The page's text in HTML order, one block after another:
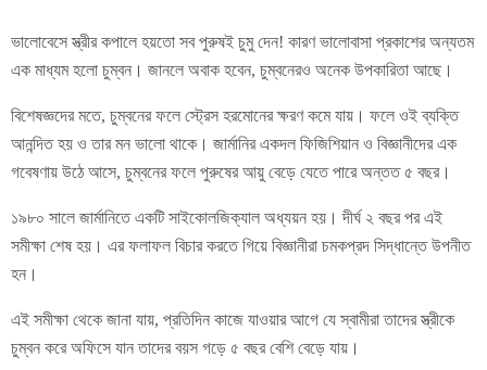
ভালোবেসে স্ত্রীর কপালে হয়তো সব পুরুষই চুমু দেন! কারণ ভালোবাসা প্রকাশের অন্যতম
এক মাধ্যম হলো চুম্বন। জানলে অবাক হবেন, চুম্বনেরও অনেক উপকারিতা আছে।
বিশেষজ্ঞদের মতে, চুম্বনের ফলে স্ট্রেস হরমোনের ক্ষরণ কমে যায়। ফলে ওই ব্যক্তি
আনন্দিত হয় ও তার মন ভালো থাকে। জার্মানির একদল ফিজিশিয়ান ও বিজ্ঞানীদের এক
গবেষণায় উঠে আসে, চুম্বনের ফলে পুরুষের আয়ু বেড়ে যেতে পারে অন্তত ৫ বছর।
১৯৮০ সালে জার্মানিতে একটি সাইকোলজিক্যাল অধ্যয়ন হয়। দীর্ঘ ২ বছর পর এই
সমীক্ষা শেষ হয়। এর ফলাফল বিচার করতে গিয়ে বিজ্ঞানীরা চমকপ্রদ সিদ্ধান্তে উপনীত
হন।
এই সমীক্ষা থেকে জানা যায়, প্রতিদিন কাজে যাওয়ার আগে যে স্বামীরা তাদের স্ত্রীকে
চুম্বন করে অফিসে যান তাদের বয়স গড়ে ৫ বছর বেশি বেড়ে যায়।